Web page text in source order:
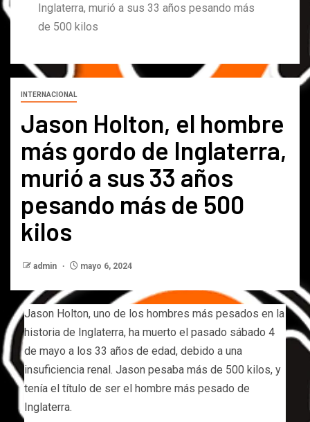
Inglaterra, murió a sus 33 años pesando más
de 500 kilos
INTERNACIONAL
Jason Holton, el hombre
más gordo de Inglaterra,
murió a sus 33 años
pesando más de 500
kilos
admin mayo 6, 2024
Jason Holton, uno de los hombres más pesados en la
historia de Inglaterra, ha muerto el pasado sábado 4
de mayo a los 33 años de edad, debido a una
insuficiencia renal. Jason pesaba más de 500 kilos, y
tenía el título de ser el hombre más pesado de
Inglaterra.